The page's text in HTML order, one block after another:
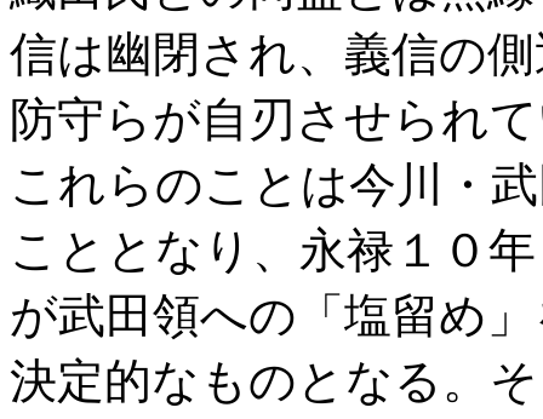
信は幽閉され、義信の
防守らが自刃させられ
これらのことは今川・
こととなり、永禄１０
が武田領への「塩留め
決定的なものとなる。